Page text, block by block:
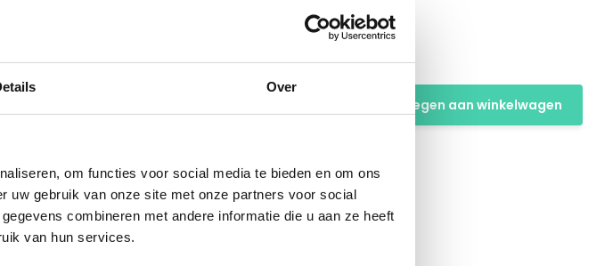
Over
om functies voor social media te bieden en om ons
uw gebruik van onze site met onze partners voor social
combineren met andere informatie die u aan ze heeft
van hun services.
- Zwart
in huis
Toevoegen aan winkelwagen